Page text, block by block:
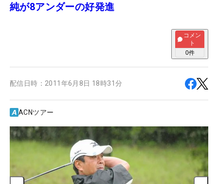
純が8アンダーの好発進
コメン
ト
0件
配信日時： 2011年6月8日 18時31分
ACNツアー